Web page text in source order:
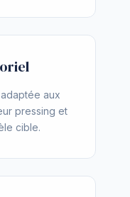
aux
pressing et
cible.